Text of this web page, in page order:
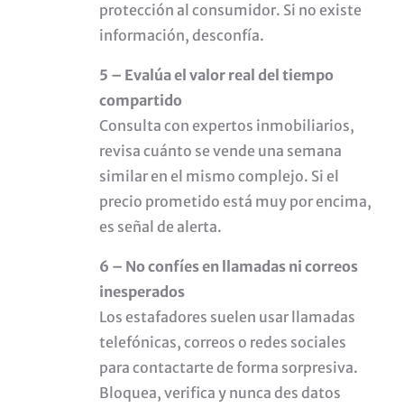
protección al consumidor. Si no existe
información, desconfía.
5 – Evalúa el valor real del tiempo
compartido
Consulta con expertos inmobiliarios,
revisa cuánto se vende una semana
similar en el mismo complejo. Si el
precio prometido está muy por encima,
es señal de alerta.
6 – No confíes en llamadas ni correos
inesperados
Los estafadores suelen usar llamadas
telefónicas, correos o redes sociales
para contactarte de forma sorpresiva.
Bloquea, verifica y nunca des datos